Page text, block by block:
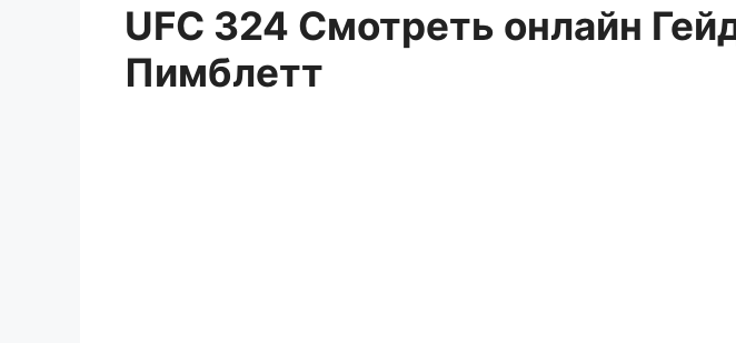
UFC 324 Смотреть онлайн
Пимблетт